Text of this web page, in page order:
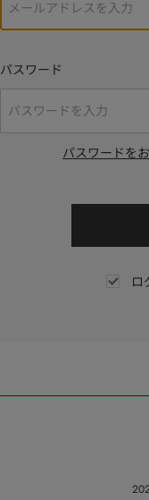
パスワード
パスワードを
ロ